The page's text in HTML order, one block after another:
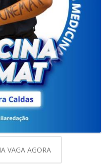
VAGA AGORA